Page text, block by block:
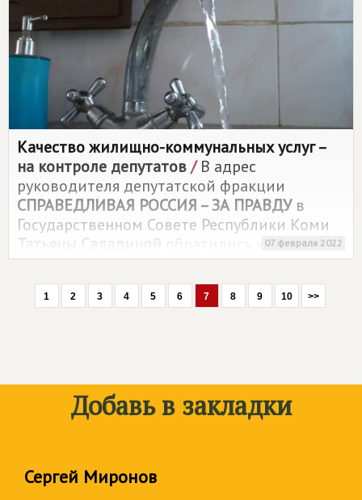
Качество жилищно-коммунальных услуг –
на контроле депутатов/В адрес
руководителя депутатской фракции
СПРАВЕДЛИВАЯ РОССИЯ – ЗА ПРАВДУв
Государственном Совете Республики Коми
Татьяны Саладиной обратились жильцы
одного из домов города Сыктывкара с
жалобами на некачественные жилищно-
коммунальные услуги.
07 февраля 2022
1 2 3 4 5 6 7 8 9 10 >>
Добавь в закладки
Сергей Миронов